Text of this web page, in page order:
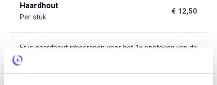
Haardhout
Per stuk
€ 12,50
Er is haardhout inbegrepen voor het 1x opstoken van de
sauna en de hottub. Wil je vaker opstoken dan kun je